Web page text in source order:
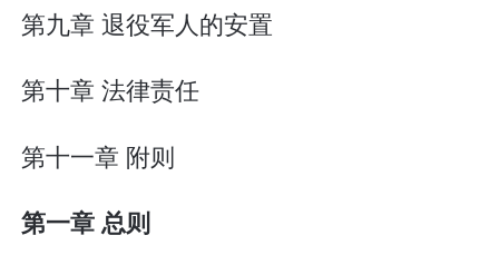
第九章 退役军人的安置
第十章 法律责任
第十一章 附则
第一章 总则